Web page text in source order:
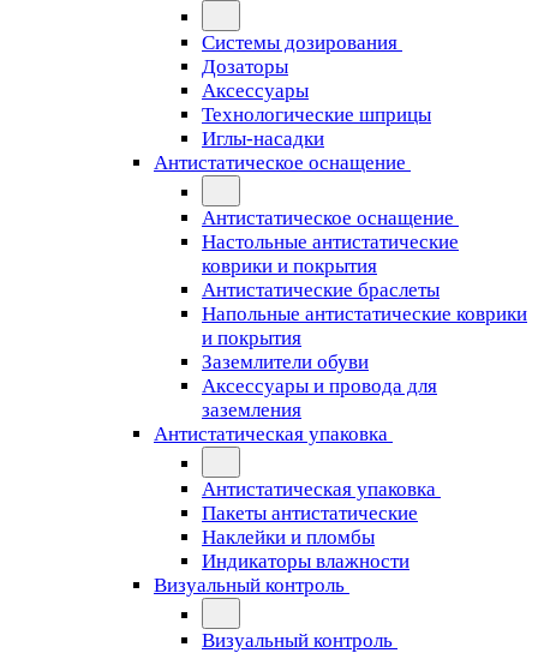
Системы дозирования
Дозаторы
Аксессуары
Технологические шприцы
Иглы-насадки
Антистатическое оснащение
Антистатическое оснащение
Настольные антистатические
коврики и покрытия
Антистатические браслеты
Напольные антистатические коврики
и покрытия
Заземлители обуви
Аксессуары и провода для
заземления
Антистатическая упаковка
Антистатическая упаковка
Пакеты антистатические
Наклейки и пломбы
Индикаторы влажности
Визуальный контроль
Визуальный контроль